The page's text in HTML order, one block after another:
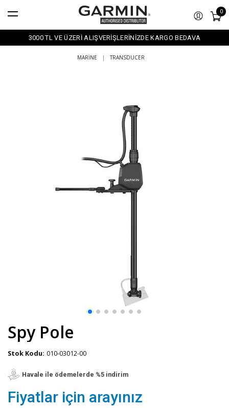
0
3000 TL VE ÜZERİ ALIŞVERİŞLERİNİZDE KARGO BEDAVA
MARINE | TRANSDUCER
Spy Pole
Stok Kodu: 010-03012-00
Havale ile ödemelerde %5 indirim
Fiyatlar için arayınız